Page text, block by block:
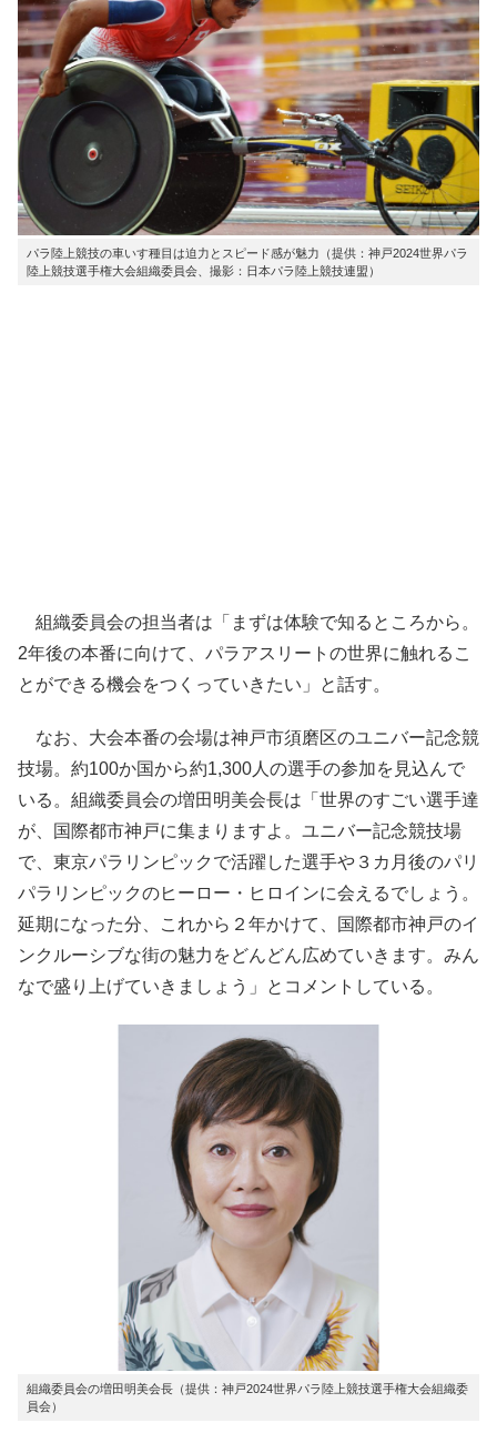
パラ陸上競技の車いす種目は迫力とスピード感が魅力（提供：神戸2024世界パラ
陸上競技選手権大会組織委員会、撮影：日本パラ陸上競技連盟）
組織委員会の担当者は「まずは体験で知るところから。
2年後の本番に向けて、パラアスリートの世界に触れるこ
とができる機会をつくっていきたい」と話す。
なお、大会本番の会場は神戸市須磨区のユニバー記念競
技場。約100か国から約1,300人の選手の参加を見込んで
いる。組織委員会の増田明美会長は「世界のすごい選手達
が、国際都市神戸に集まりますよ。ユニバー記念競技場
で、東京パラリンピックで活躍した選手や３カ月後のパリ
パラリンピックのヒーロー・ヒロインに会えるでしょう。
延期になった分、これから２年かけて、国際都市神戸のイ
ンクルーシブな街の魅力をどんどん広めていきます。みん
なで盛り上げていきましょう」とコメントしている。
組織委員会の増田明美会長（提供：神戸2024世界パラ陸上競技選手権大会組織委
員会）